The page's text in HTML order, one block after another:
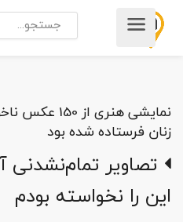
نمایشی هنری
زنان فرستاده شده بود
تصاویر
این را نخواسته بودم